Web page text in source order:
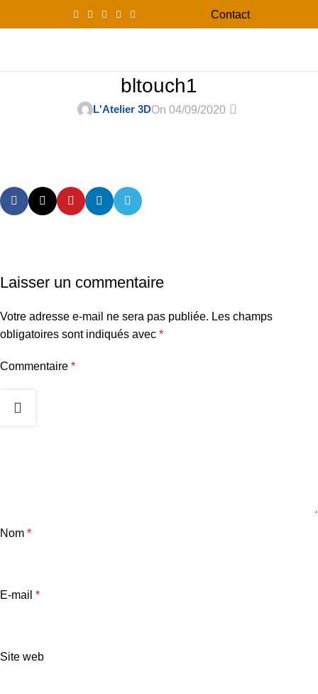
Contact
bltouch1
L'Atelier 3DOn 04/09/2020 0
Laisser un commentaire
Votre adresse e-mail ne sera pas publiée. Les champs
obligatoires sont indiqués avec *
Commentaire *
Nom *
E-mail *
Site web